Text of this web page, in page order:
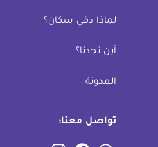
لماذا دقي سكان؟
أين تجدنا؟
المدونة
تواصل معنا: